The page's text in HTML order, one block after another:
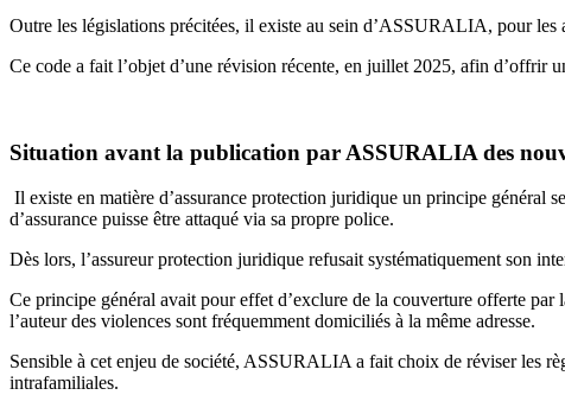
Outre les législations précitées, il existe au sein d’ASSURALIA, pour les
Ce code a fait l’objet d’une révision récente, en juillet 2025, afin d’offrir
Situation avant la publication par ASSURALIA des
Il existe en matière d’assurance protection juridique un principe général
d’assurance puisse être attaqué via sa propre police.
Dès lors, l’assureur protection juridique refusait systématiquement son
Ce principe général avait pour effet d’exclure de la couverture offerte
l’auteur des violences sont fréquemment domiciliés à la même adresse.
Sensible à cet enjeu de société, ASSURALIA a fait choix de réviser les
intrafamiliales.